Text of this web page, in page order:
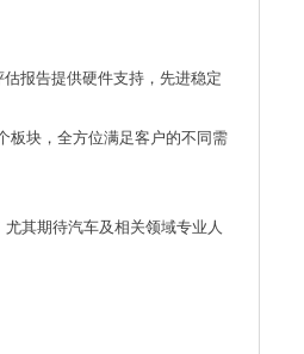
报告提供硬件支持，先进稳定
板块，全方位满足客户的不同需
其期待汽车及相关领域专业人